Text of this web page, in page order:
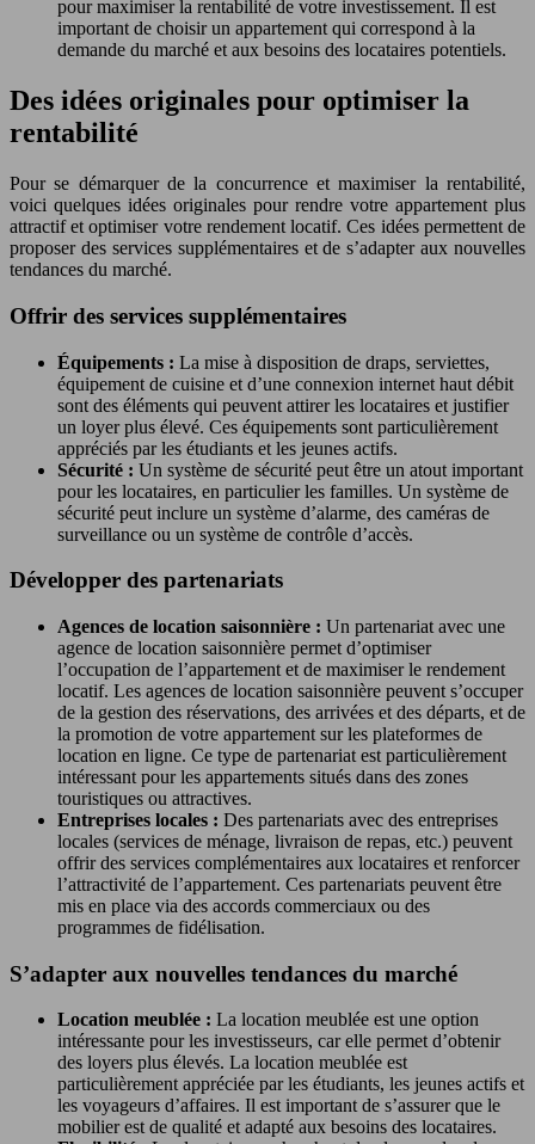
pour maximiser la rentabilité de votre investissement. Il est
important de choisir un appartement qui correspond à la
demande du marché et aux besoins des locataires potentiels.
Des idées originales pour optimiser la
rentabilité
Pour se démarquer de la concurrence et maximiser la rentabilité,
voici quelques idées originales pour rendre votre appartement plus
attractif et optimiser votre rendement locatif. Ces idées permettent de
proposer des services supplémentaires et de s’adapter aux nouvelles
tendances du marché.
Offrir des services supplémentaires
Équipements : La mise à disposition de draps, serviettes,
équipement de cuisine et d’une connexion internet haut débit
sont des éléments qui peuvent attirer les locataires et justifier
un loyer plus élevé. Ces équipements sont particulièrement
appréciés par les étudiants et les jeunes actifs.
Sécurité : Un système de sécurité peut être un atout important
pour les locataires, en particulier les familles. Un système de
sécurité peut inclure un système d’alarme, des caméras de
surveillance ou un système de contrôle d’accès.
Développer des partenariats
Agences de location saisonnière : Un partenariat avec une
agence de location saisonnière permet d’optimiser
l’occupation de l’appartement et de maximiser le rendement
locatif. Les agences de location saisonnière peuvent s’occuper
de la gestion des réservations, des arrivées et des départs, et de
la promotion de votre appartement sur les plateformes de
location en ligne. Ce type de partenariat est particulièrement
intéressant pour les appartements situés dans des zones
touristiques ou attractives.
Entreprises locales : Des partenariats avec des entreprises
locales (services de ménage, livraison de repas, etc.) peuvent
offrir des services complémentaires aux locataires et renforcer
l’attractivité de l’appartement. Ces partenariats peuvent être
mis en place via des accords commerciaux ou des
programmes de fidélisation.
S’adapter aux nouvelles tendances du marché
Location meublée : La location meublée est une option
intéressante pour les investisseurs, car elle permet d’obtenir
des loyers plus élevés. La location meublée est
particulièrement appréciée par les étudiants, les jeunes actifs et
les voyageurs d’affaires. Il est important de s’assurer que le
mobilier est de qualité et adapté aux besoins des locataires.